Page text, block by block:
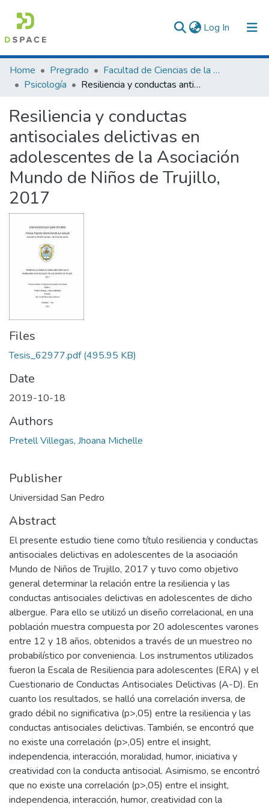
Log In (current)
Communities & Collections
All of DSpace
Statistics
Home Pregrado
Facultad de Ciencias de la Salud
Psicología
Resiliencia y conductas antisociales delictivas en adolescentes de la Asociación Mundo de Niños de Trujillo, 2017
Resiliencia y conductas
antisociales delictivas en
adolescentes de la Asociación
Mundo de Niños de Trujillo,
2017
Files
Tesis_62977.pdf(495.95 KB)
Date
2019-10-18
Authors
Pretell Villegas, Jhoana Michelle
Publisher
Universidad San Pedro
Abstract
El presente estudio tiene como título resiliencia y conductas
antisociales delictivas en adolescentes de la asociación
Mundo de Niños de Trujillo, 2017 y tuvo como objetivo
general determinar la relación entre la resiliencia y las
conductas antisociales delictivas en adolescentes de dicho
albergue. Para ello se utilizó un diseño correlacional, en una
población muestra compuesta por 20 adolescentes varones
entre 12 y 18 años, obtenidos a través de un muestreo no
probabilístico por conveniencia. Los instrumentos utilizados
fueron la Escala de Resiliencia para adolescentes (ERA) y el
Cuestionario de Conductas Antisociales Delictivas (A-D). En
cuanto los resultados, se halló una correlación inversa, de
grado débil no significativa (p>,05) entre la resiliencia y las
conductas antisociales delictivas. También, se encontró que
no existe una correlación (p>,05) entre el insight,
independencia, interacción, moralidad, humor, iniciativa y
creatividad con la conducta antisocial. Asimismo, se encontró
que no existe una correlación (p>,05) entre el insight,
independencia, interacción, humor, creatividad con la